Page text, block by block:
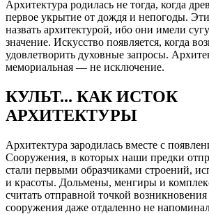
Архитектура родилась не тогда, когда
первое укрытие от дождя и непогоды. Эти
назвать архитектурой, ибо они имели
значение. Искусство появляется, когда
удовлетворить духовные запросы.
мемориальная — не исключение.
КУЛЬТ... КАК ИСТОК
АРХИТЕКТУРЫ
Архитектура зародилась вместе с
Сооружения, в которых наши предки
стали первыми образчиками строений,
и красоты. Дольмены, менгиры и
считать отправной точкой возникновения
сооружения даже отдаленно не